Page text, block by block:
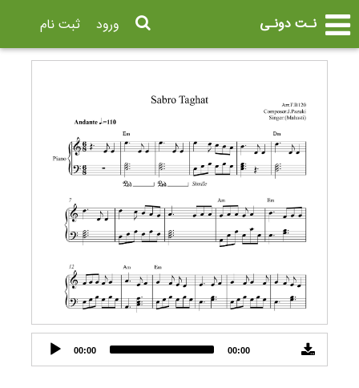
نـت دونـی ثبت نام ورود
Audio
Player
00:00 00:00